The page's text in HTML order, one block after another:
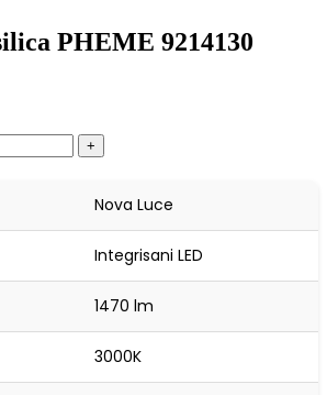
PHEME 9214130
+
Nova Luce
Integrisani LED
1470 lm
3000K